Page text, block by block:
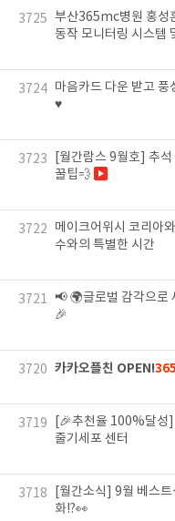
3725 부산365mc병원 홍성
동작 모니터링 시스템
3724 마음카드 다운 받고
♥️
3723
[월간람스 9월호] 추
꿀팁💨
3722
메이크어위시 코리아
수와의 특별한 시간
3721
📢 🌍글로벌 감각으로
🎉
3720 카카오플친 OPEN!
3719
[🎉추천율 100%달성]
줄기세포 센터
3718
[월간소식] 9월 베스
화!?👀